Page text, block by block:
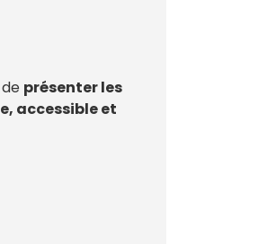
présenter les
accessible et